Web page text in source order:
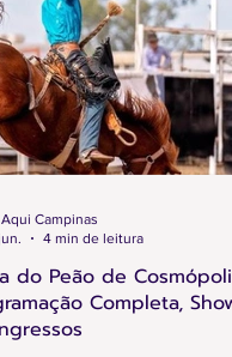
do Peão de
Completa,
Campinas
4 min de leitura